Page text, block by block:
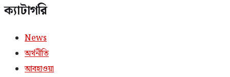
ক্যাটাগরি
News
অর্থনীতি
আবহাওয়া